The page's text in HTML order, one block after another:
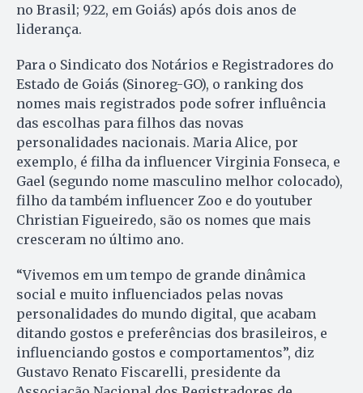
no Brasil; 922, em Goiás) após dois anos de
liderança.
Para o Sindicato dos Notários e Registradores do
Estado de Goiás (Sinoreg-GO), o ranking dos
nomes mais registrados pode sofrer influência
das escolhas para filhos das novas
personalidades nacionais. Maria Alice, por
exemplo, é filha da influencer Virginia Fonseca, e
Gael (segundo nome masculino melhor colocado),
filho da também influencer Zoo e do youtuber
Christian Figueiredo, são os nomes que mais
cresceram no último ano.
“Vivemos em um tempo de grande dinâmica
social e muito influenciados pelas novas
personalidades do mundo digital, que acabam
ditando gostos e preferências dos brasileiros, e
influenciando gostos e comportamentos”, diz
Gustavo Renato Fiscarelli, presidente da